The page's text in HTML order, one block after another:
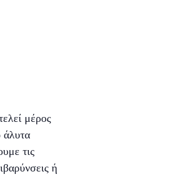
μέρος
άλυτα
τις
ή